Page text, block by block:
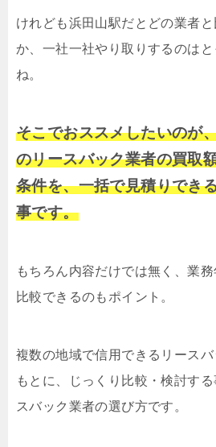
けれども浜田山駅だとどの業者
か、一社一社やり取りするのは
ね。
そこでおススメしたいのが
のリースバック業者の買取
条件を、一括で見積りでき
事です。
もちろん内容だけでは無く、業
比較できるのもポイント。
複数の地域で信用できるリース
もとに、じっくり比較・検討す
スバック業者の選び方です。